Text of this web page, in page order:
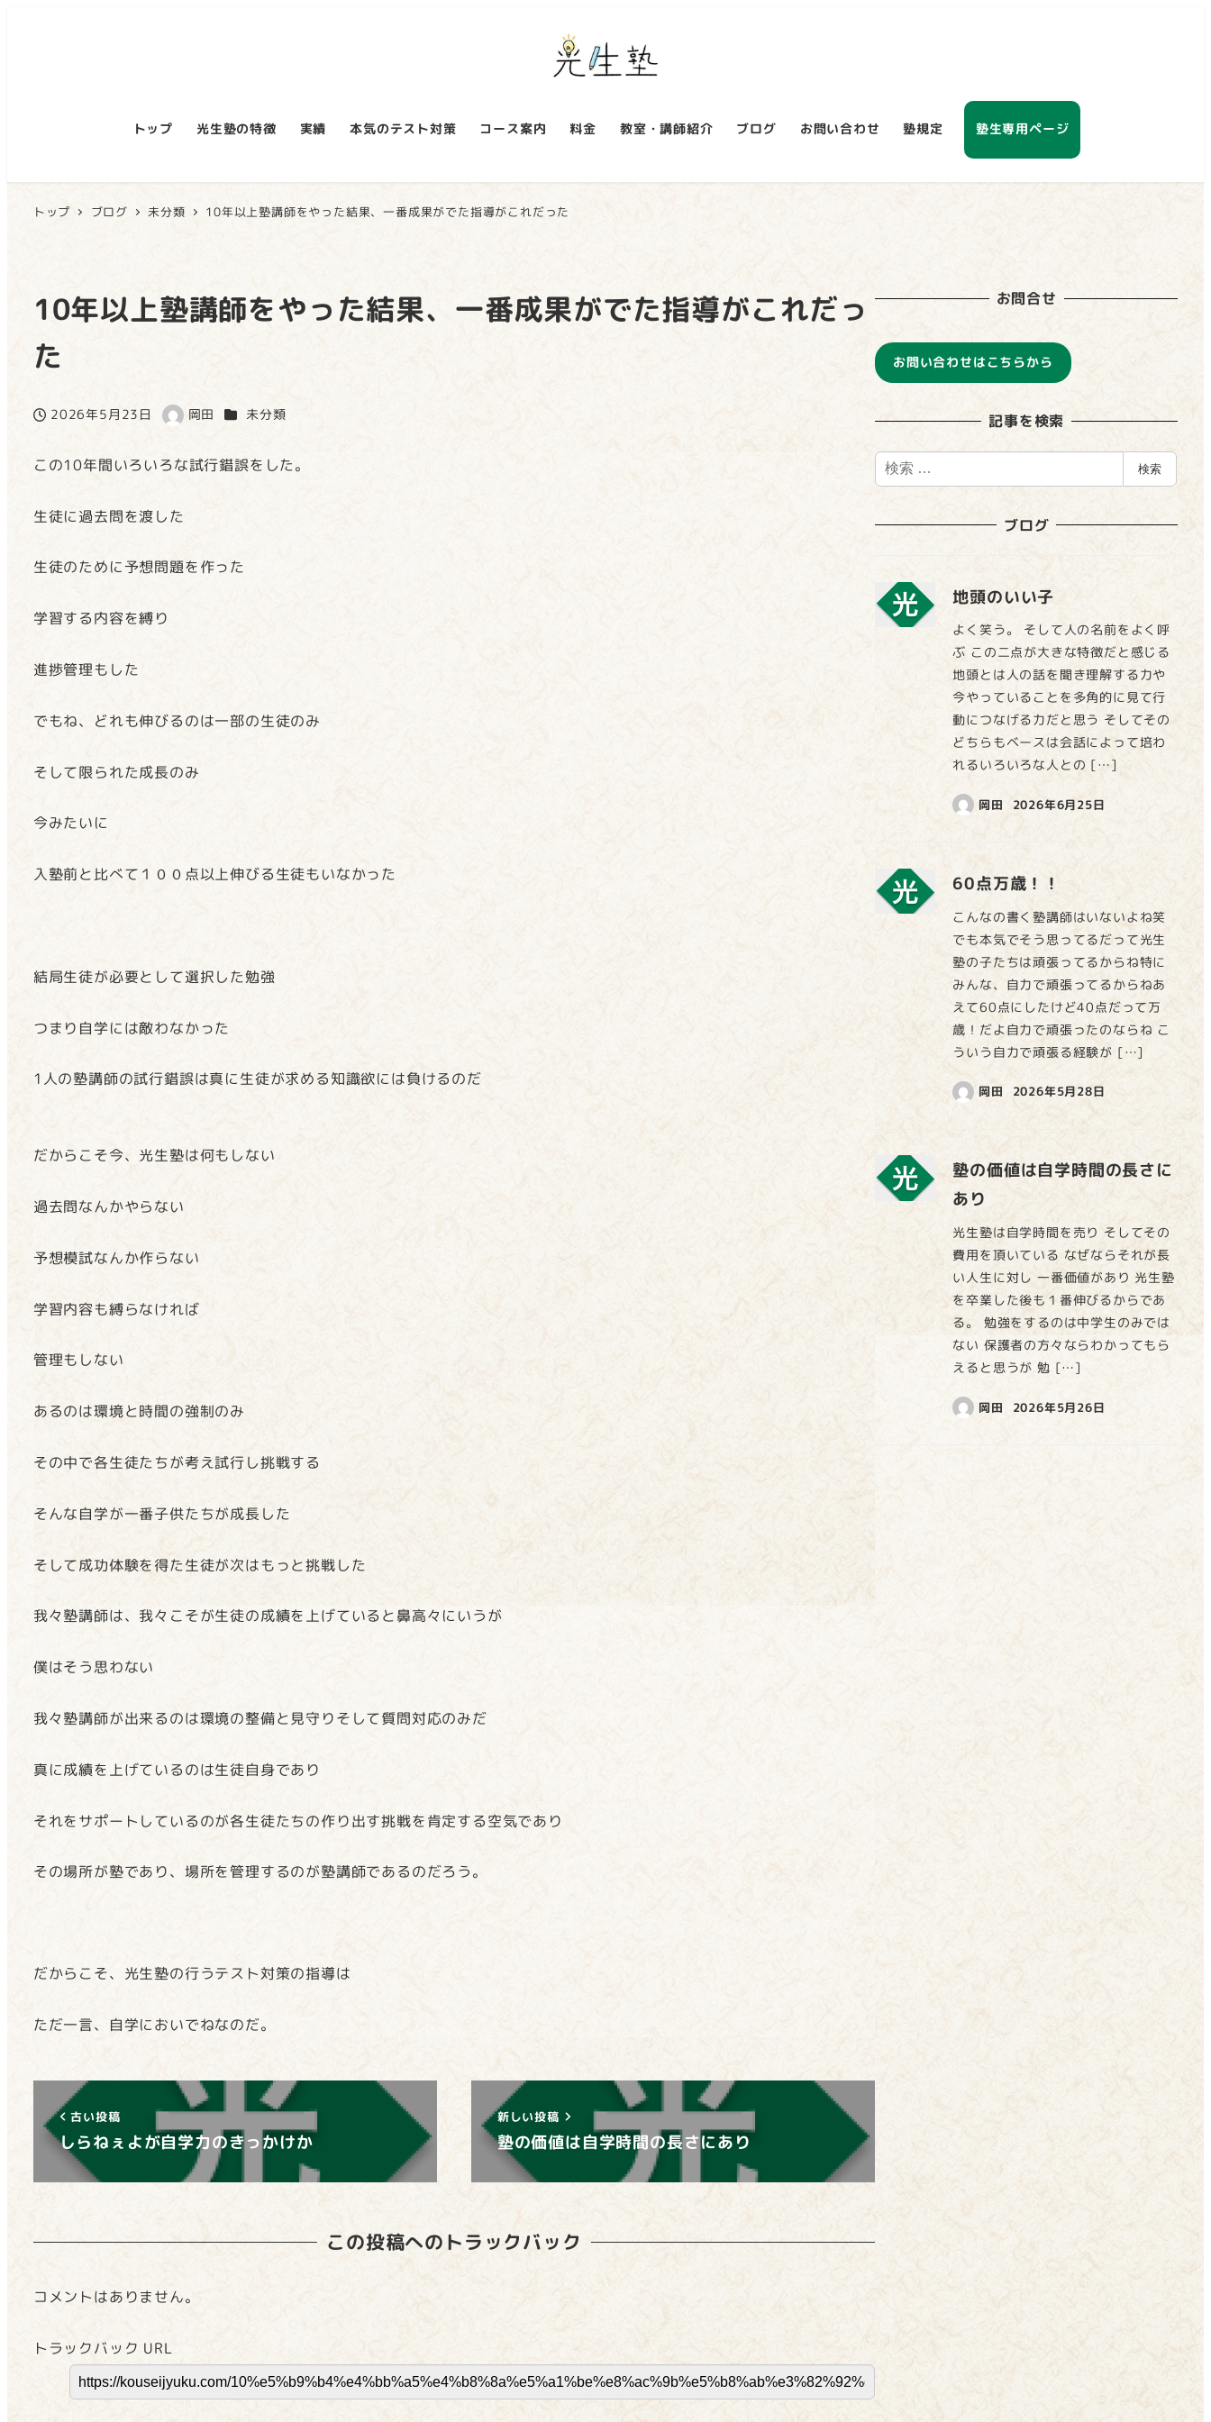
トップ 光生塾の特徴 実績 本気のテスト対策 コース案内 料金 教室・講師紹介 ブログ お問い合わせ 塾規定 塾生専用ページ
トップ ブログ 未分類 10年以上塾講師をやった結果、一番成果がでた指導がこれだった
10年以上塾講師をやった結果、一番成果がでた指導がこれだっ
た
投稿日
2026年5月23日
著
岡田 カテゴリー
未分類
この10年間いろいろな試行錯誤をした。
生徒に過去問を渡した
生徒のために予想問題を作った
学習する内容を縛り
進捗管理もした
でもね、どれも伸びるのは一部の生徒のみ
そして限られた成長のみ
今みたいに
入塾前と比べて１００点以上伸びる生徒もいなかった
結局生徒が必要として選択した勉強
つまり自学には敵わなかった
1人の塾講師の試行錯誤は真に生徒が求める知識欲には負けるのだ
だからこそ今、光生塾は何もしない
過去問なんかやらない
予想模試なんか作らない
学習内容も縛らなければ
管理もしない
あるのは環境と時間の強制のみ
その中で各生徒たちが考え試行し挑戦する
そんな自学が一番子供たちが成長した
そして成功体験を得た生徒が次はもっと挑戦した
我々塾講師は、我々こそが生徒の成績を上げていると鼻高々にいうが
僕はそう思わない
我々塾講師が出来るのは環境の整備と見守りそして質問対応のみだ
真に成績を上げているのは生徒自身であり
それをサポートしているのが各生徒たちの作り出す挑戦を肯定する空気であり
その場所が塾であり、場所を管理するのが塾講師であるのだろう。
だからこそ、光生塾の行うテスト対策の指導は
ただ一言、自学においでねなのだ。
古い投稿
しらねぇよが自学力のきっかけか
新しい投稿
塾の価値は自学時間の長さにあり
この投稿へのトラックバック
コメントはありません。
トラックバック URL
お問合せ
お問い合わせはこちらから
記事を検索
検
索
検索
ブログ
地頭のいい子
よく笑う。 そして人の名前をよく呼
ぶ この二点が大きな特徴だと感じる
地頭とは人の話を聞き理解する力や
今やっていることを多角的に見て行
動につなげる力だと思う そしてその
どちらもベースは会話によって培わ
れるいろいろな人との […]
岡田 2026年6月25日
60点万歳！！
こんなの書く塾講師はいないよね笑
でも本気でそう思ってるだって光生
塾の子たちは頑張ってるからね特に
みんな、自力で頑張ってるからねあ
えて60点にしたけど40点だって万
歳！だよ自力で頑張ったのならね こ
ういう自力で頑張る経験が […]
岡田 2026年5月28日
塾の価値は自学時間の長さに
あり
光生塾は自学時間を売り そしてその
費用を頂いている なぜならそれが長
い人生に対し 一番価値があり 光生塾
を卒業した後も１番伸びるからであ
る。 勉強をするのは中学生のみでは
ない 保護者の方々ならわかってもら
えると思うが 勉 […]
岡田 2026年5月26日